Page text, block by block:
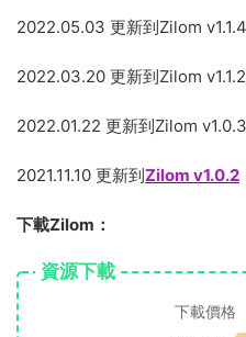
2022.05.03 更新到Zilom v1.1.4
2022.03.20 更新到Zilom v1.1.2
2022.01.22 更新到Zilom v1.0.3
2021.11.10 更新到Zilom v1.0.2
下載Zilom：
資源下載
下載價格